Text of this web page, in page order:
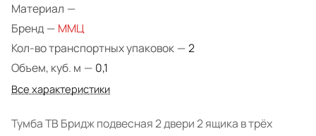
Материал —
Бренд — ММЦ
Кол-во транспортных упаковок —2
Объем, куб. м — 0,1
Все характеристики
Тумба ТВ Бридж подвесная 2 двери 2 ящика в трёх